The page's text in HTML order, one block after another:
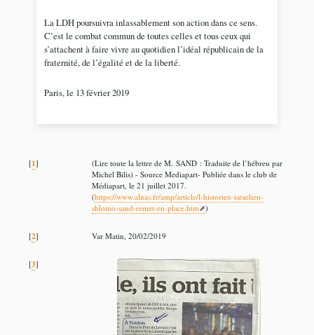
La LDH poursuivra inlassablement son action dans ce sens.
C’est le combat commun de toutes celles et tous ceux qui
s’attachent à faire vivre au quotidien l’idéal républicain de la
fraternité, de l’égalité et de la liberté.
Paris, le 13 février 2019
[1]
(Lire toute la lettre de M. SAND : Traduite de l’hébreu par
Michel Bilis) - Source Mediapart- Publiée dans le club de
Médiapart, le 21 juillet 2017.
(https://www.alnas.fr/amp/article/l-historien-israelien-
shlomo-sand-remet-en-place.htm
)
[2] Var Matin, 20/02/2019
[3]